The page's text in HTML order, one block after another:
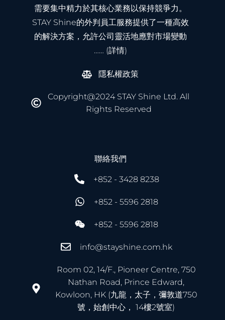
需要集中精力於其核心業務以保持競爭力。
STAY Shine的外判員工服務提供了一種高效
的解決方案，允許公司靈活地應對市場變動
…… (詳情)
隱私權政策
Copyright@2024 STAY Shine Ltd. All
Rights Reserved
聯絡我們
+852 - 3428 8238
+852 - 5596 2818
+852 - 5596 2818
info@stayshine.com.hk
Room 02, 14/F., Pioneer Centre, 750
Nathan Road, Prince Edward,
Kowloon, HK (九龍，太子，彌敦道750
號，始創中心， 14樓2號室)